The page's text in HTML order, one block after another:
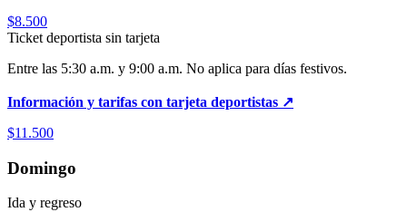
$8.500
Ticket deportista sin tarjeta
Entre las 5:30 a.m. y 9:00 a.m. No aplica para días festivos.
Información y tarifas con tarjeta deportistas ↗
$11.500
Domingo
Ida y regreso